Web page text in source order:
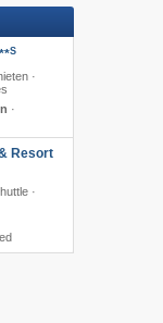
S
·
·
Resort
·